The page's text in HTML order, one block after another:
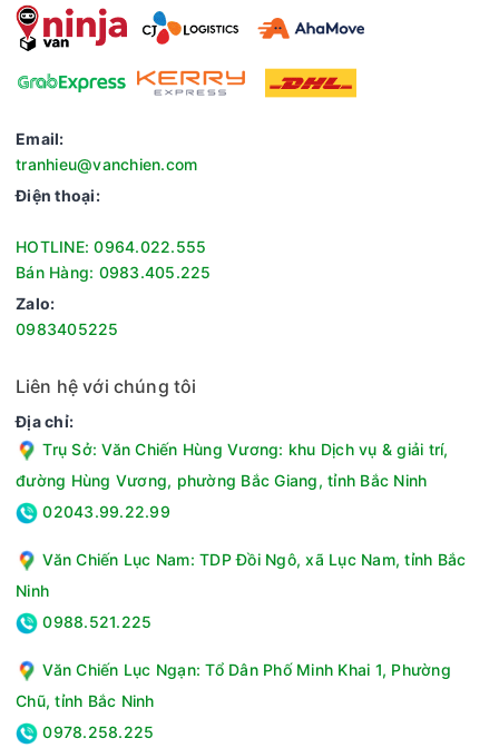
Email:
tranhieu@vanchien.com
Điện thoại:
HOTLINE: 0964.022.555
Bán Hàng: 0983.405.225
Zalo:
0983405225
Liên hệ với chúng tôi
Địa chỉ:
Trụ Sở: Văn Chiến Hùng Vương: khu Dịch vụ & giải trí,
đường Hùng Vương, phường Bắc Giang, tỉnh Bắc Ninh
02043.99.22.99
Văn Chiến Lục Nam: TDP Đồi Ngô, xã Lục Nam, tỉnh Bắc
Ninh
0988.521.225
Văn Chiến Lục Ngạn: Tổ Dân Phố Minh Khai 1, Phường
Chũ, tỉnh Bắc Ninh
0978.258.225